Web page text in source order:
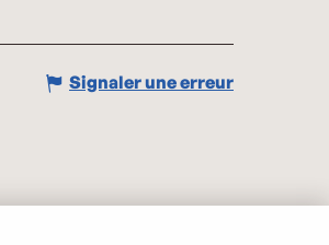
Signaler une erreur